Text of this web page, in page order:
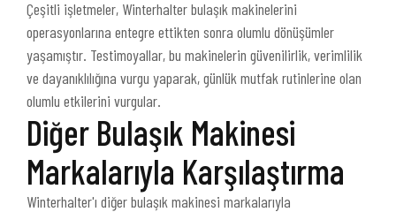
Çeşitli işletmeler, Winterhalter bulaşık makinelerini
operasyonlarına entegre ettikten sonra olumlu dönüşümler
yaşamıştır. Testimoyallar, bu makinelerin güvenilirlik, verimlilik
ve dayanıklılığına vurgu yaparak, günlük mutfak rutinlerine olan
olumlu etkilerini vurgular.
Diğer Bulaşık Makinesi
Markalarıyla Karşılaştırma
Winterhalter'ı diğer bulaşık makinesi markalarıyla